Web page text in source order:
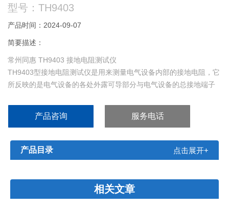
型号：TH9403
产品时间：2024-09-07
简要描述：
常州同惠 TH9403 接地电阻测试仪
TH9403型接地电阻测试仪是用来测量电气设备内部的接地电阻，它
所反映的是电气设备的各处外露可导部分与电气设备的总接地端子
子之间加上电流，然后再测量这两端的电压，算出其电阻值。
产品咨询 服务电话
产品目录 点击展开+
相关文章